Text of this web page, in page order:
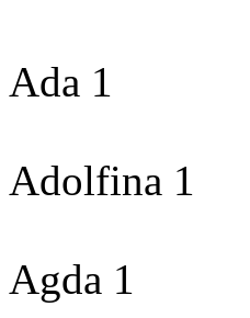
Ada 1
Adolfina 1
Agda 1